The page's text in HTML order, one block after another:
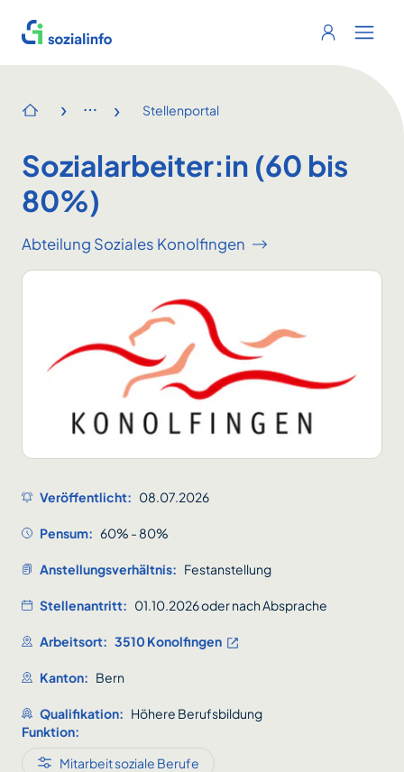
Sozialinfo
Login
Startseite
› › Stellenportal
Sozialarbeiter:in (60 bis
80%)
Abteilung Soziales Konolfingen
Veröffentlicht: 08.07.2026
Pensum: 60% - 80%
Anstellungsverhältnis: Festanstellung
Stellenantritt: 01.10.2026 oder nach Absprache
Arbeitsort: 3510 Konolfingen
Kanton: Bern
Qualifikation: Höhere Berufsbildung
Funktion:
Mitarbeit soziale Berufe